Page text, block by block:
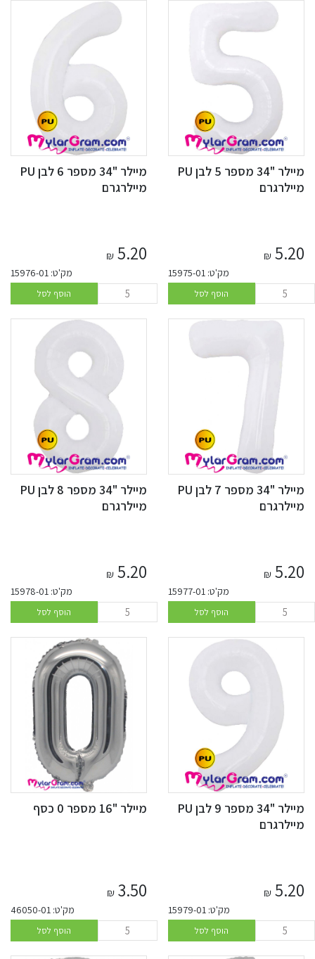
מיילר "34 מספר 5 לבן PU
מיילרגרם
5.20
₪
מק'ט: 15975-01
הוסף לסל
מיילר "34 מספר 6 לבן PU
מיילרגרם
5.20
₪
מק'ט: 15976-01
הוסף לסל
מיילר "34 מספר 7 לבן PU
מיילרגרם
5.20
₪
מק'ט: 15977-01
הוסף לסל
מיילר "34 מספר 8 לבן PU
מיילרגרם
5.20
₪
מק'ט: 15978-01
הוסף לסל
מיילר "34 מספר 9 לבן PU
מיילרגרם
5.20
₪
מק'ט: 15979-01
הוסף לסל
מיילר "16 מספר 0 כסף
3.50
₪
מק'ט: 46050-01
הוסף לסל